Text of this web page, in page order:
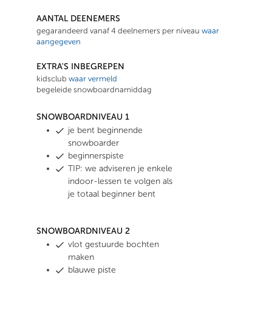
AANTAL DEENEMERS
gegarandeerd vanaf 4 deelnemers per niveau waar
aangegeven
EXTRA'S INBEGREPEN
kidsclub waar vermeld
begeleide snowboardnamiddag
SNOWBOARDNIVEAU 1
je bent beginnende
snowboarder
beginnerspiste
TIP: we adviseren je enkele
indoor-lessen te volgen als
je totaal beginner bent
SNOWBOARDNIVEAU 2
vlot gestuurde bochten
maken
blauwe piste